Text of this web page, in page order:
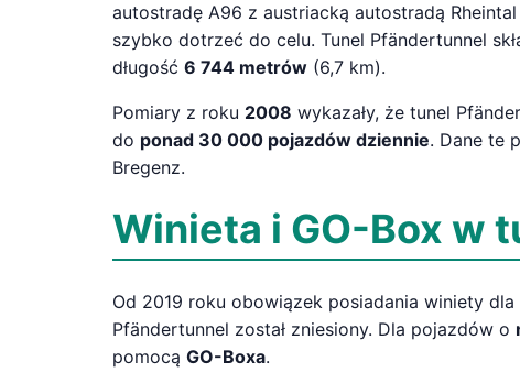
autostradę A96 z austriacką autostradą
szybko dotrzeć do celu. Tunel Pfändertunnel
długość 6 744 metrów (6,7 km).
Pomiary z roku 2008 wykazały, że tunel
do ponad 30 000 pojazdów dziennie. Dane te
Bregenz.
Winieta i GO-Box w
Od 2019 roku obowiązek posiadania winiety
Pfändertunnel został zniesiony. Dla pojazdów o
pomocą GO-Boxa.